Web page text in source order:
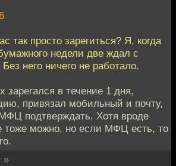
так просто зарегиться? Я, когда
недели две ждал с
него ничего не работало.
зарегался в течение 1 дня,
привязал мобильный и почту,
подтверждать. Хотя вроде
тоже можно, но если МФЦ есть, то
»